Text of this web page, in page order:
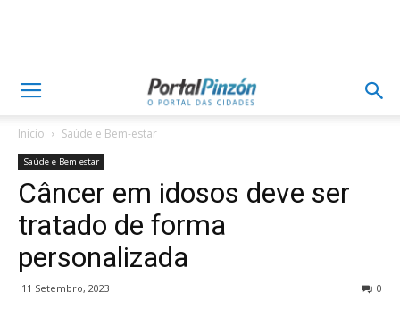
Inicio Saúde e Bem-estar
Saúde e Bem-estar
Câncer em idosos deve ser
tratado de forma
personalizada
11 Setembro, 2023 0